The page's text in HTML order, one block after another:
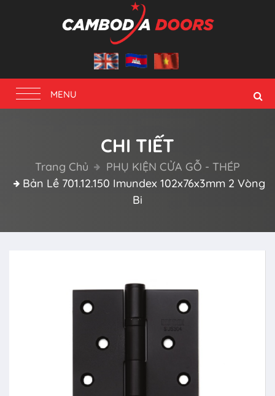
Toggle
navigation
MENU
CHI TIẾT
Trang Chủ
PHỤ KIỆN CỬA GỖ - THÉP
Bản Lề 701.12.150 Imundex 102x76x3mm 2 Vòng
Bi